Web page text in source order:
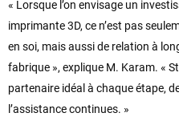
« Lorsque l’on envisage un
imprimante 3D, ce n’est pas
en soi, mais aussi de relation à
fabrique », explique M. Karam. «
partenaire idéal à chaque étape,
l’assistance continues. »